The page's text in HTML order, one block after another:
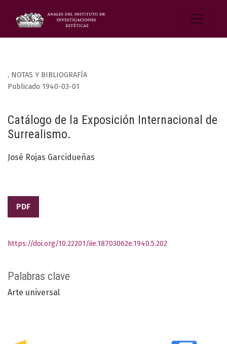
, NOTAS Y BIBLIOGRAFÍA
Catálogo de la Exposición Internacional de
Surrealismo.
Publicado 1940-03-01
José Rojas Garcidueñas
PDF
Palabras clave
Arte universal
https://doi.org/10.22201/iie.18703062e.1940.5.202